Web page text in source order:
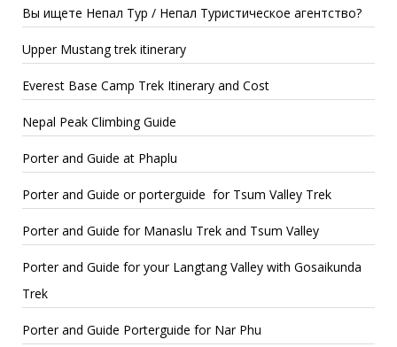
Вы ищете Непал Тур / Непал Туристическое агентство?
Upper Mustang trek itinerary
Everest Base Camp Trek Itinerary and Cost
Nepal Peak Climbing Guide
Porter and Guide at Phaplu
Porter and Guide or porterguide for Tsum Valley Trek
Porter and Guide for Manaslu Trek and Tsum Valley
Porter and Guide for your Langtang Valley with Gosaikunda
Trek
Porter and Guide Porterguide for Nar Phu